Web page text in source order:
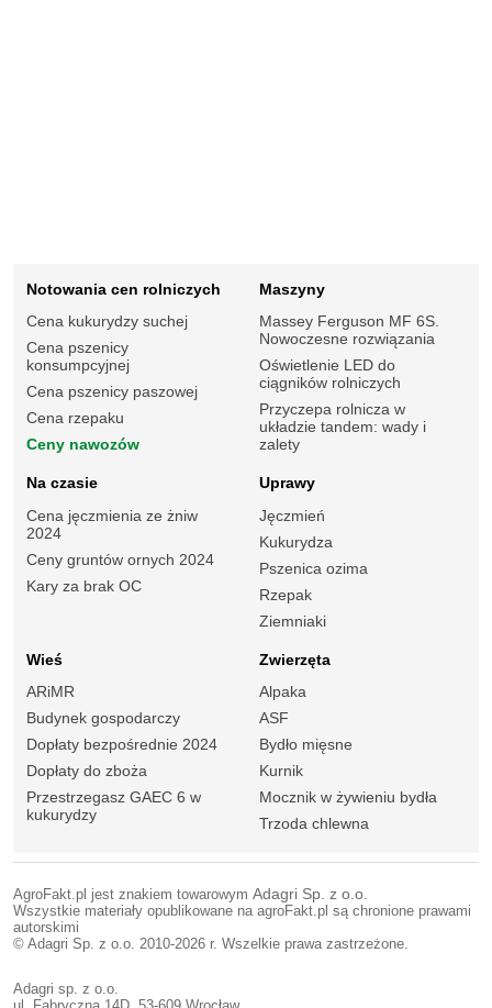
Notowania cen rolniczych
Cena kukurydzy suchej
Cena pszenicy
konsumpcyjnej
Cena pszenicy paszowej
Cena rzepaku
Ceny nawozów
Maszyny
Massey Ferguson MF 6S.
Nowoczesne rozwiązania
Oświetlenie LED do
ciągników rolniczych
Przyczepa rolnicza w
układzie tandem: wady i
zalety
Na czasie
Cena jęczmienia ze żniw
2024
Ceny gruntów ornych 2024
Kary za brak OC
Uprawy
Jęczmień
Kukurydza
Pszenica ozima
Rzepak
Ziemniaki
Wieś
ARiMR
Budynek gospodarczy
Dopłaty bezpośrednie 2024
Dopłaty do zboża
Przestrzegasz GAEC 6 w
kukurydzy
Zwierzęta
Alpaka
ASF
Bydło mięsne
Kurnik
Mocznik w żywieniu bydła
Trzoda chlewna
AgroFakt.pl jest znakiem towarowym Adagri Sp. z o.o.
Wszystkie materiały opublikowane na agroFakt.pl są chronione prawami
autorskimi
© Adagri Sp. z o.o. 2010-2026 r. Wszelkie prawa zastrzeżone.
Adagri sp. z o.o.